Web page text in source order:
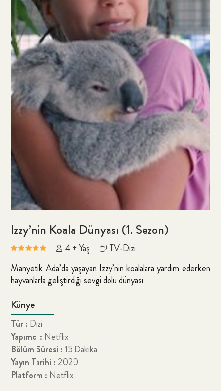
Izzy’nin Koala Dünyası (1. Sezon)
4 + Yaş
TV-Dizi
Manyetik Ada’da yaşayan Izzy’nin koalalara yardım ederken
hayvanlarla geliştirdiği sevgi dolu dünyası
Künye
Tür : Dizi
Yapımcı : Netflix
Bölüm Süresi : 15 Dakika
Yayın Tarihi : 2020
Platform : Netflix